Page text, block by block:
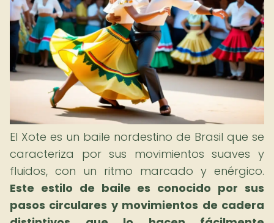
El Xote es un baile nordestino de Brasil que se
caracteriza por sus movimientos suaves y
fluidos, con un ritmo marcado y enérgico.
Este estilo de baile es conocido por sus
pasos circulares y movimientos de cadera